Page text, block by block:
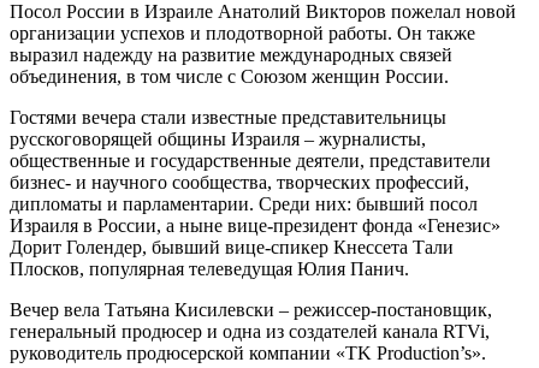
Посол России в Израиле Анатолий Викторов пожелал новой
организации успехов и плодотворной работы. Он также
выразил надежду на развитие международных связей
объединения, в том числе с Союзом женщин России.
Гостями вечера стали известные представительницы
русскоговорящей общины Израиля – журналисты,
общественные и государственные деятели, представители
бизнес- и научного сообщества, творческих профессий,
дипломаты и парламентарии. Среди них: бывший посол
Израиля в России, а ныне вице-президент фонда «Генезис»
Дорит Голендер, бывший вице-спикер Кнессета Тали
Плосков, популярная телеведущая Юлия Панич.
Вечер вела Татьяна Кисилевски – режиссер-постановщик,
генеральный продюсер и одна из создателей канала RTVi,
руководитель продюсерской компании «TK Production’s».